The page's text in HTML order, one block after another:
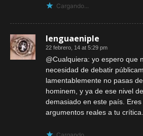
Cargando...
lenguaeniple
22 febrero, 14 at 5:29 pm
@Cualquiera: yo espero que
necesidad de debatir
lamentablemente no pasas
hominem, y ya de ese nivel
demasiado en este país.
argumentos reales a tu crítica.